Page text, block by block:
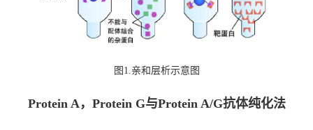
图1.亲和层析示意图
Protein A，Protein G与Protein A/G抗体纯化法